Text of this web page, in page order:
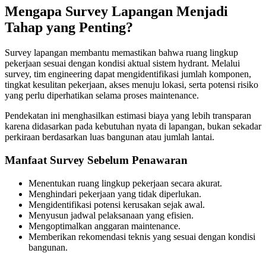
Mengapa Survey Lapangan Menjadi
Tahap yang Penting?
Survey lapangan membantu memastikan bahwa ruang lingkup
pekerjaan sesuai dengan kondisi aktual sistem hydrant. Melalui
survey, tim engineering dapat mengidentifikasi jumlah komponen,
tingkat kesulitan pekerjaan, akses menuju lokasi, serta potensi risiko
yang perlu diperhatikan selama proses maintenance.
Pendekatan ini menghasilkan estimasi biaya yang lebih transparan
karena didasarkan pada kebutuhan nyata di lapangan, bukan sekadar
perkiraan berdasarkan luas bangunan atau jumlah lantai.
Manfaat Survey Sebelum Penawaran
Menentukan ruang lingkup pekerjaan secara akurat.
Menghindari pekerjaan yang tidak diperlukan.
Mengidentifikasi potensi kerusakan sejak awal.
Menyusun jadwal pelaksanaan yang efisien.
Mengoptimalkan anggaran maintenance.
Memberikan rekomendasi teknis yang sesuai dengan kondisi
bangunan.